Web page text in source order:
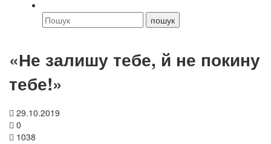
«Не залишу тебе, й не покину
тебе!»
29.10.2019
0
1038